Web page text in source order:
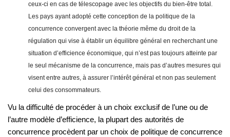
ceux-ci en cas de télescopage avec les objectifs du bien-être total.
Les pays ayant adopté cette conception de la politique de la
concurrence convergent avec la théorie même du droit de la
régulation qui vise à établir un équilibre général en recherchant une
situation d’efficience économique, qui n’est pas toujours atteinte par
le seul mécanisme de la concurrence, mais pas d’autres mesures qui
visent entre autres, à assurer l’intérêt général et non pas seulement
celui des consommateurs.
Vu la difficulté de procéder à un choix exclusif de l’une ou de
l’autre modèle d’efficience, la plupart des autorités de
concurrence procèdent par un choix de politique de concurrence